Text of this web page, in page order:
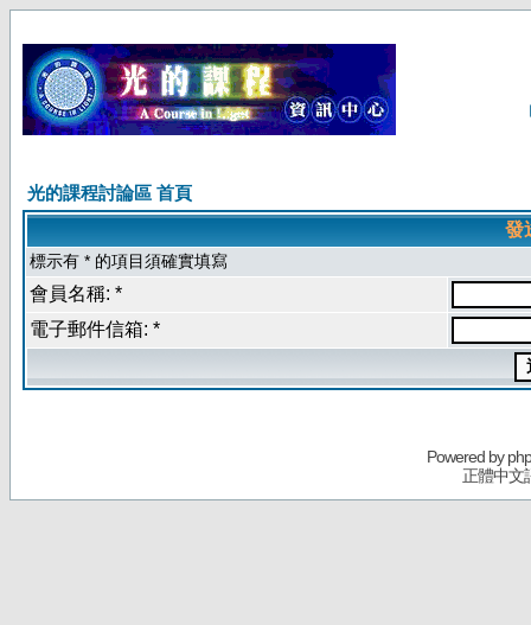
光的課程討論區 首頁
發
標示有 * 的項目須確實填寫
會員名稱: *
電子郵件信箱: *
Powered by
正體中文